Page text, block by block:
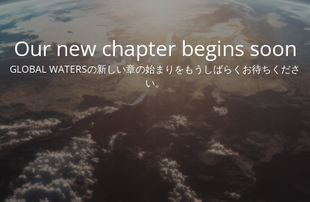
Our new chapter begins soon
GLOBAL WATERSの新しい章の始まりをもうしばらくお待ちくださ
い。